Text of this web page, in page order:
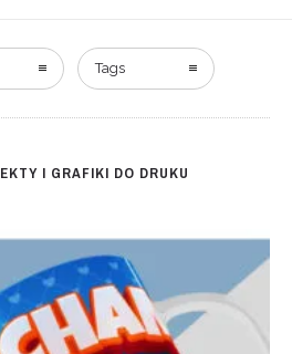
Tags
I GRAFIKI DO DRUKU